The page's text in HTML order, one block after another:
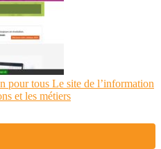
pour tous Le site de l’information
et les métiers